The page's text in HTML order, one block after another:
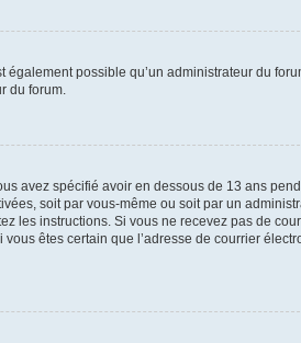
possible qu’un administrateur du
du forum.
avez spécifié avoir en dessous de 13 ans
soit par vous-même ou soit par un
les instructions. Si vous ne recevez pas de
êtes certain que l’adresse de courrier